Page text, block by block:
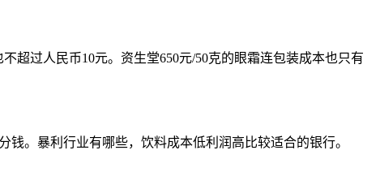
超过人民币10元。资生堂650元/50克的眼霜连包装成本也只有
。暴利行业有哪些，饮料成本低利润高比较适合的银行。